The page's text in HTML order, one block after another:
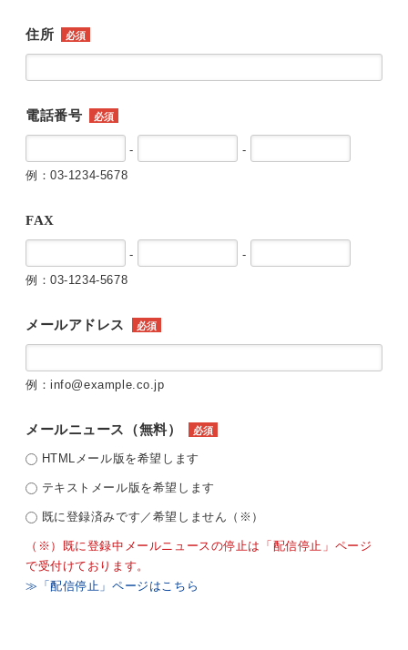
住所 必須
電話番号 必須
-
-
例：03-1234-5678
FAX
-
-
例：03-1234-5678
メールアドレス 必須
例：info@example.co.jp
メールニュース（無料） 必須
HTMLメール版を希望します
テキストメール版を希望します
既に登録済みです／希望しません（※）
（※）既に登録中メールニュースの停止は「配信停止」ページ
で受付けております。
≫「配信停止」ページはこちら